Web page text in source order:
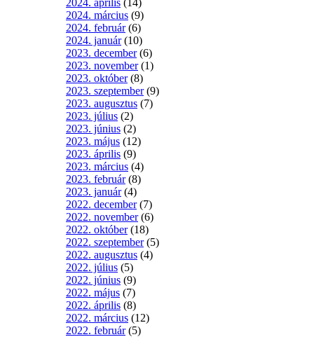
2024. március (9)
2024. február(6)
2024. január(10)
2023. december(6)
2023. november(1)
2023. október(8)
2023. szeptember(9)
2023. augusztus (7)
2023. július (2)
2023. június (2)
2023. május (12)
2023. április (9)
2023. március (4)
2023. február(8)
2023. január(4)
2022. december(7)
2022. november(6)
2022. október(18)
2022. szeptember(5)
2022. augusztus (4)
2022. július (5)
2022. június (9)
2022. május (7)
2022. április (8)
2022. március (12)
2022. február(5)